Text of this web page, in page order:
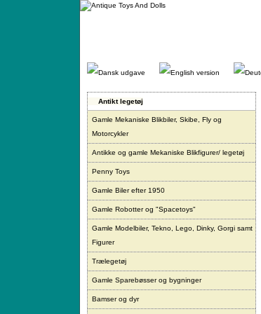
Gå
Antikt legetøj
Gamle Mekaniske Blikbiler, Skibe, Fly og
Motorcykler
Antikke og gamle Mekaniske Blikfigurer/ legetøj
Penny Toys
Gamle Biler efter 1950
Gamle Robotter og "Spacetoys"
Gamle Modelbiler, Tekno, Lego, Dinky, Gorgi samt
Figurer
Trælegetøj
Gamle Sparebøsser og bygninger
Bamser og dyr